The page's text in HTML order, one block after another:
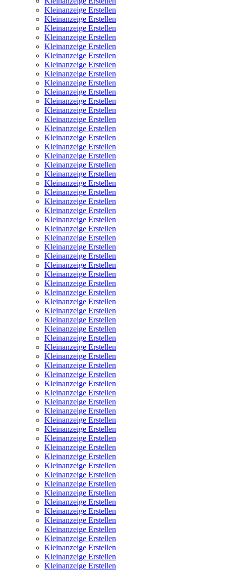
Kleinanzeige Erstellen
Kleinanzeige Erstellen
Kleinanzeige Erstellen
Kleinanzeige Erstellen
Kleinanzeige Erstellen
Kleinanzeige Erstellen
Kleinanzeige Erstellen
Kleinanzeige Erstellen
Kleinanzeige Erstellen
Kleinanzeige Erstellen
Kleinanzeige Erstellen
Kleinanzeige Erstellen
Kleinanzeige Erstellen
Kleinanzeige Erstellen
Kleinanzeige Erstellen
Kleinanzeige Erstellen
Kleinanzeige Erstellen
Kleinanzeige Erstellen
Kleinanzeige Erstellen
Kleinanzeige Erstellen
Kleinanzeige Erstellen
Kleinanzeige Erstellen
Kleinanzeige Erstellen
Kleinanzeige Erstellen
Kleinanzeige Erstellen
Kleinanzeige Erstellen
Kleinanzeige Erstellen
Kleinanzeige Erstellen
Kleinanzeige Erstellen
Kleinanzeige Erstellen
Kleinanzeige Erstellen
Kleinanzeige Erstellen
Kleinanzeige Erstellen
Kleinanzeige Erstellen
Kleinanzeige Erstellen
Kleinanzeige Erstellen
Kleinanzeige Erstellen
Kleinanzeige Erstellen
Kleinanzeige Erstellen
Kleinanzeige Erstellen
Kleinanzeige Erstellen
Kleinanzeige Erstellen
Kleinanzeige Erstellen
Kleinanzeige Erstellen
Kleinanzeige Erstellen
Kleinanzeige Erstellen
Kleinanzeige Erstellen
Kleinanzeige Erstellen
Kleinanzeige Erstellen
Kleinanzeige Erstellen
Kleinanzeige Erstellen
Kleinanzeige Erstellen
Kleinanzeige Erstellen
Kleinanzeige Erstellen
Kleinanzeige Erstellen
Kleinanzeige Erstellen
Kleinanzeige Erstellen
Kleinanzeige Erstellen
Kleinanzeige Erstellen
Kleinanzeige Erstellen
Kleinanzeige Erstellen
Kleinanzeige Erstellen